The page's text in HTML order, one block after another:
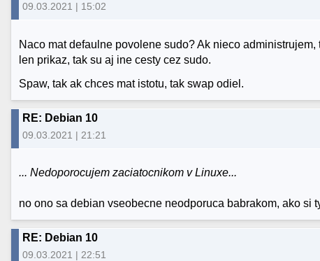
09.03.2021 | 15:02
Naco mat defaulne povolene sudo? Ak nieco
len prikaz, tak su aj ine cesty cez sudo.
Spaw, tak ak chces mat istotu, tak swap odiel.
RE: Debian 10
09.03.2021 | 21:21
... Nedoporocujem zaciatocnikom v Linuxe...
no ono sa debian vseobecne neodporuca babrakom, ako si
RE: Debian 10
09.03.2021 | 22:51